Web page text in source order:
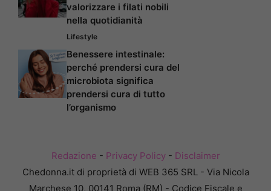
valorizzare i filati nobili
nella quotidianità
Lifestyle
Benessere intestinale:
perché prendersi cura del
microbiota significa
prendersi cura di tutto
l’organismo
Redazione - Privacy Policy- Disclaimer
Chedonna.it di proprietà di WEB 365 SRL - Via Nicola
Marchese 10, 00141 Roma (RM) - Codice Fiscale e